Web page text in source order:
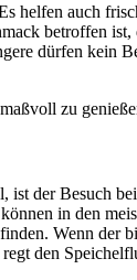
auch
betroffen
dürfen kein
zu
der Besuch
in den
Wenn der
den